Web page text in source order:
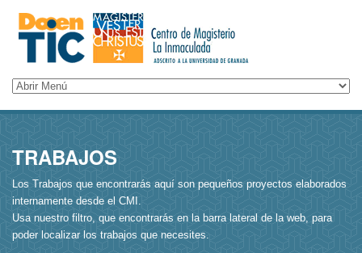
TRABAJOS
Los Trabajos que encontrarás aquí son pequeños proyectos elaborados
internamente desde el CMI.
Usa nuestro filtro, que encontrarás en la barra lateral de la web, para
poder localizar los trabajos que necesites.